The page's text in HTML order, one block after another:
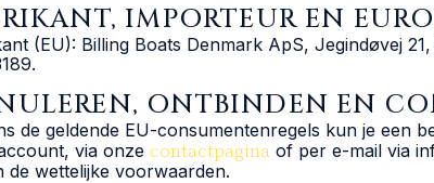
IMPORTEUR EN
(EU): Billing Boats Denmark ApS, Jegindøvej
ONTBINDEN EN
de geldende EU-consumentenregels kun je een
via onze contactpagina of per e-mail via
de wettelijke voorwaarden.